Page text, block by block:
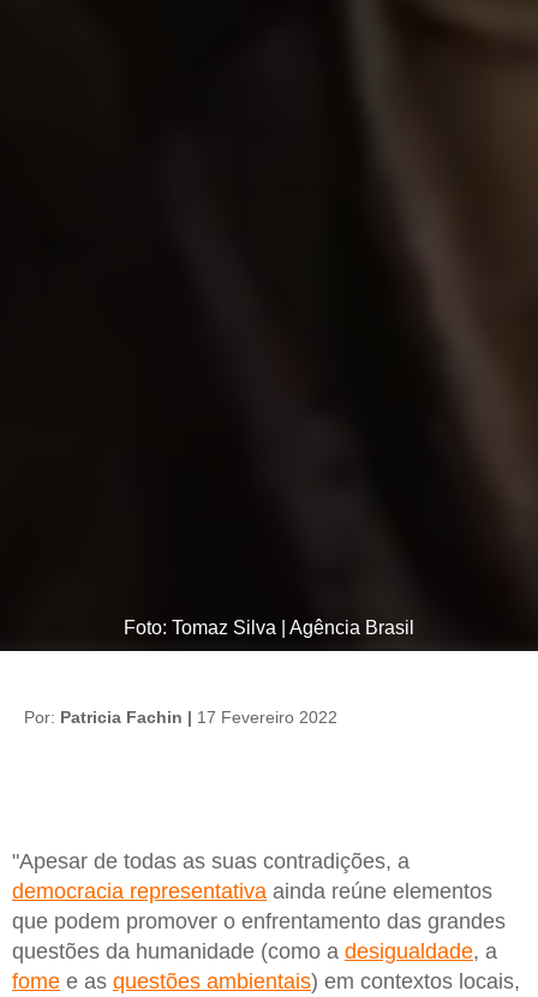
Foto: Tomaz Silva | Agência Brasil
Por: Patricia Fachin | 17 Fevereiro 2022
"Apesar de todas as suas contradições, a
democracia representativa ainda reúne elementos
que podem promover o enfrentamento das grandes
questões da humanidade (como a desigualdade, a
fome e as questões ambientais) em contextos locais,